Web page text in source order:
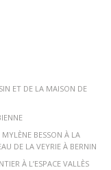
ET DE LA MAISON DE
BESSON À LA
DE LA VEYRIE À BERNIN
À L’ESPACE VALLÈS